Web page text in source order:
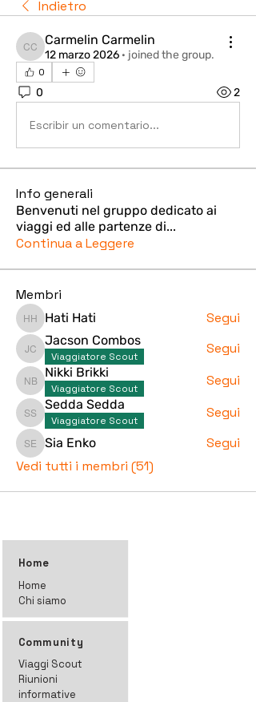
Indietro
Carmelin Carmelin
Carmelin Carmelin
12 marzo 2026 · joined the group.
0
0 2
Escribir un comentario...
Info generali
Benvenuti nel gruppo dedicato ai
viaggi ed alle partenze di...
Continua a Leggere
Membri
Hati Hati
Hati Hati Segui
Jacson Combos
Jacson Combos
Viaggiatore Scout Segui
Nikki Brikki
Nikki Brikki
Viaggiatore Scout Segui
Sedda Sedda
Sedda Sedda
Viaggiatore Scout Segui
Sia Enko
Sia Enko
Segui
Vedi tutti i membri (51)
Home
Home
Chi siamo
Community
Viaggi Scout
Riunioni
informative